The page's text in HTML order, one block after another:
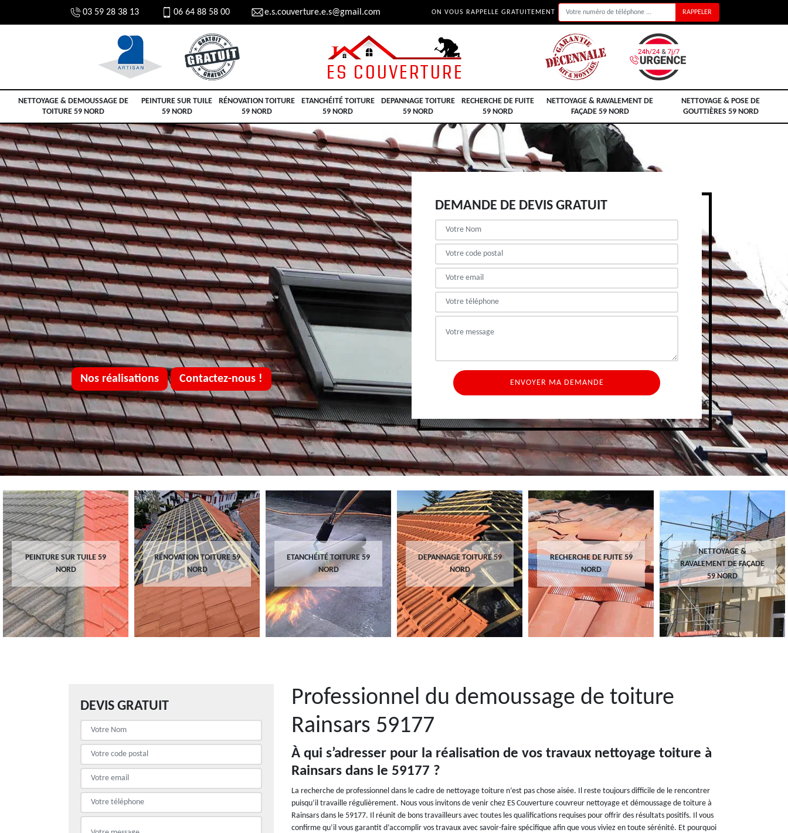
03 59 28 38 13 06 64 88 58 00 e.s.couverture.e.s@gmail.com ON VOUS RAPPELLE GRATUITEMENT
NETTOYAGE & DEMOUSSAGE DE
TOITURE 59 NORD
PEINTURE SUR TUILE
59 NORD
RÉNOVATION TOITURE
59 NORD
ETANCHÉITÉ TOITURE
59 NORD
DEPANNAGE TOITURE
59 NORD
RECHERCHE DE FUITE
59 NORD
NETTOYAGE & RAVALEMENT DE
FAÇADE 59 NORD
NETTOYAGE & POSE DE
GOUTTIÈRES 59 NORD
Nos réalisations Contactez-nous !
DEMANDE DE DEVIS GRATUIT
PEINTURE SUR TUILE 59
NORD
RÉNOVATION TOITURE 59
NORD
ETANCHÉITÉ TOITURE 59
NORD
DEPANNAGE TOITURE 59
NORD
RECHERCHE DE FUITE 59
NORD
NETTOYAGE &
RAVALEMENT DE FAÇADE
59 NORD
DEVIS GRATUIT
Professionnel du demoussage de toiture
Rainsars 59177
À qui s’adresser pour la réalisation de vos travaux nettoyage toiture à
Rainsars dans le 59177 ?
La recherche de professionnel dans le cadre de nettoyage toiture n’est pas chose aisée. Il reste toujours difficile de le rencontrer
puisqu’il travaille régulièrement. Nous vous invitons de venir chez ES Couverture couvreur nettoyage et démoussage de toiture à
Rainsars dans le 59177. Il réunit de bons travailleurs avec toutes les qualifications requises pour offrir des résultats positifs. Il vous
confirme qu’il vous garantit d’accomplir vos travaux avec savoir-faire spécifique afin que vous viviez en toute sérénité. Et pourquoi